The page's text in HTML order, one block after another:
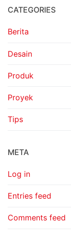
CATEGORIES
Berita
Desain
Produk
Proyek
Tips
META
Log in
Entries feed
Comments feed